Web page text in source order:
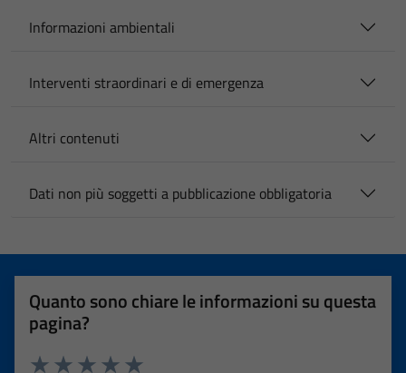
Informazioni ambientali
Interventi straordinari e di emergenza
Altri contenuti
Dati non più soggetti a pubblicazione obbligatoria
Quanto sono chiare le informazioni su questa
pagina?